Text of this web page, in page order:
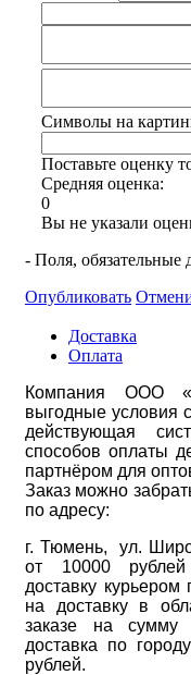
Символы на
Поставьте оценку
Средняя оценка:
0
Вы не указали
- Поля, обязательные
Опубликовать
Доставка
Оплата
Компания ООО
выгодные условия
действующая
способов оплаты
партнёром для
Заказ можно
по адресу:
г. Тюмень, ул.
от 10000
доставку
на доставку в
заказе на сумму
доставка по
рублей.